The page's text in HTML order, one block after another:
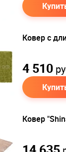
Ковер с
4 510
Ковер